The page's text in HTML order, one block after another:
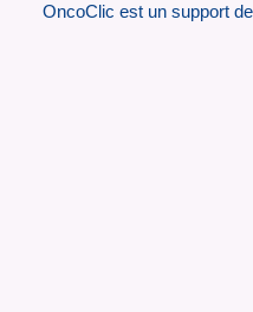
OncoClic est un support